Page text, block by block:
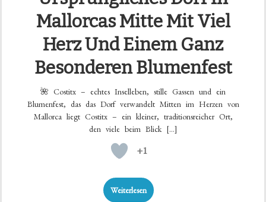
Mallorcas Mitte Mit Viel
Herz Und Einem Ganz
Besonderen Blumenfest
🌺 Costitx – echtes Inselleben, stille Gassen und ein
Blumenfest, das das Dorf verwandelt Mitten im Herzen von
Mallorca liegt Costitx – ein kleiner, traditionsreicher Ort,
den viele beim Blick […]
+1
Weiterlesen